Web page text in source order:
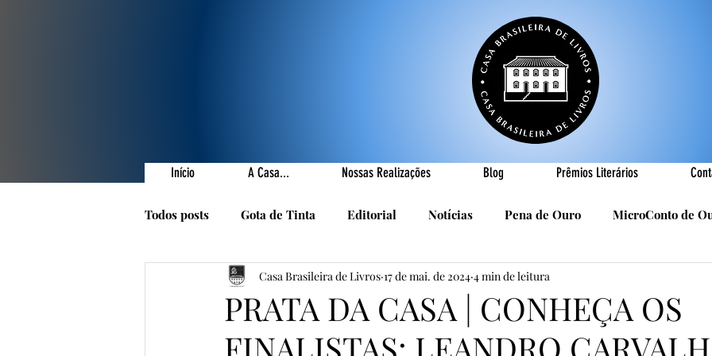
Início A Casa... Nossas Realizações Blog Prêmios Literários
Todos posts Gota de Tinta Editorial Notícias Pena de Ouro MicroConto de
Prêmios Literários Nossas Realizações Cândido Luís Vasques
1001 Poetas Autores da Casa R. Roldan-Roldan Carlos Nejar Sebastião
PRATA DA CASA | CONHEÇA OS
Casa Brasileira de Livros 17 de mai. de 2024 4 min de leitura